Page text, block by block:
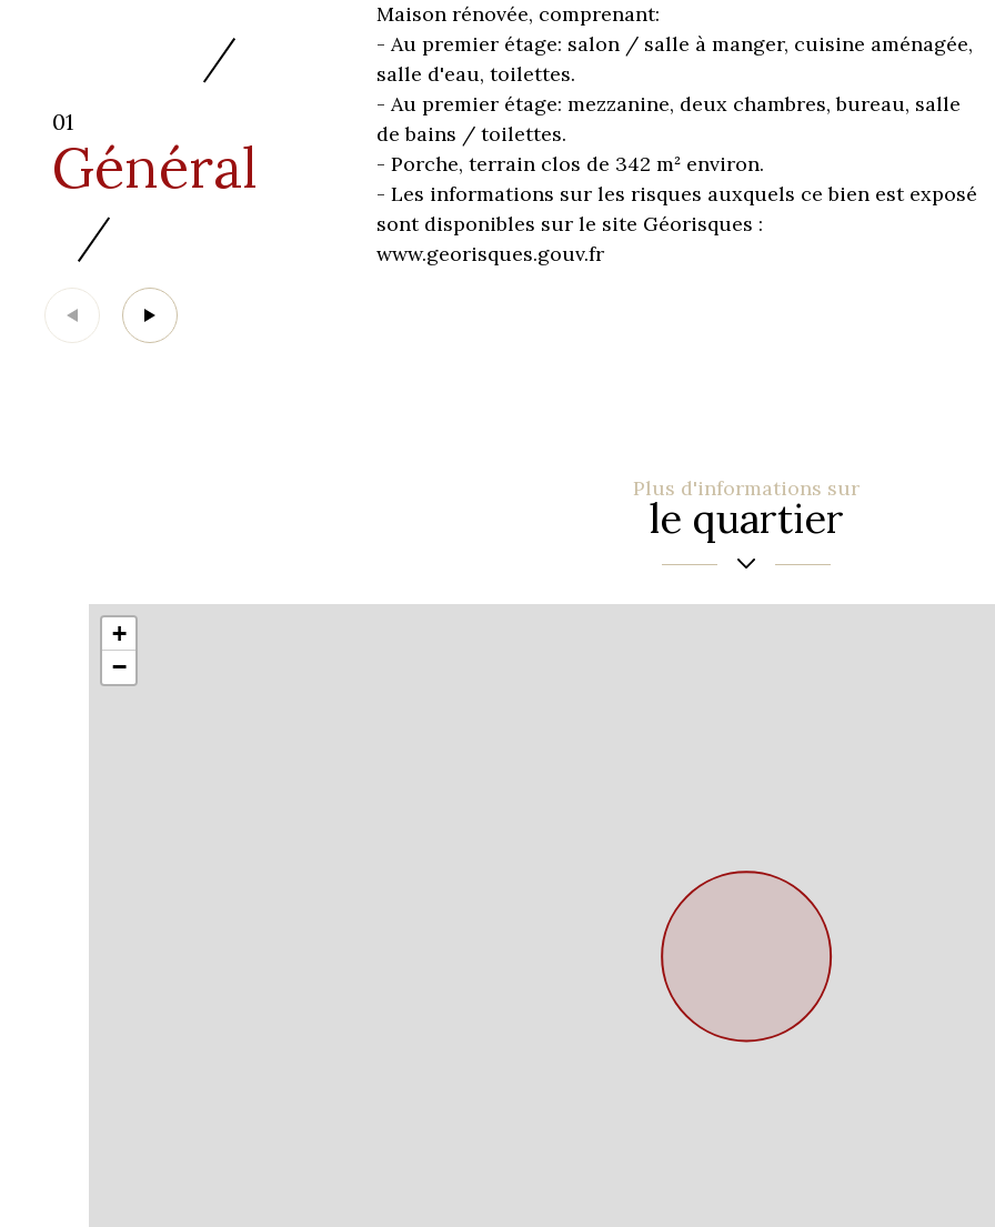
01
Général
Maison rénovée, comprenant:
- Au premier étage: salon / salle à manger, cuisine aménagée,
salle d'eau, toilettes.
- Au premier étage: mezzanine, deux chambres, bureau, salle
de bains / toilettes.
- Porche, terrain clos de 342 m² environ.
- Les informations sur les risques auxquels ce bien est exposé
sont disponibles sur le site Géorisques :
www.georisques.gouv.fr
Plus d'informations sur
le quartier
+
−